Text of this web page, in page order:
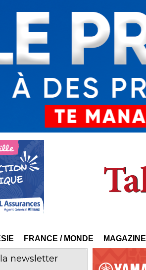
FRANCE / MONDE MAGAZINE
newsletter